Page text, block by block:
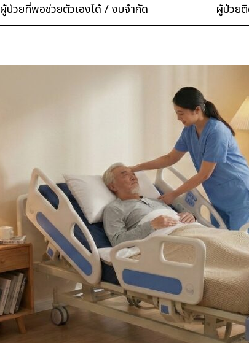
ผู้ป่วยที่พอช่วยตัวเองได้ / งบจำกัด ผู้ป่วย